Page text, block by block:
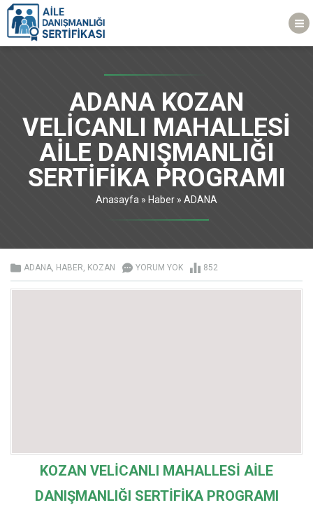
ADANA KOZAN
VELİCANLI MAHALLESİ
AİLE DANIŞMANLIĞI
SERTİFİKA PROGRAMI
Anasayfa » Haber » ADANA
ADANA, HABER, KOZAN YORUM YOK 852
KOZAN VELİCANLI MAHALLESİ AİLE
DANIŞMANLIĞI SERTİFİKA PROGRAMI